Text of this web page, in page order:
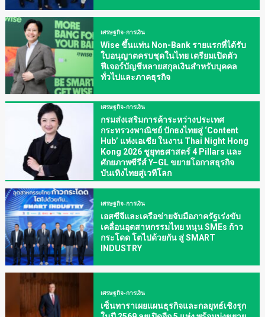
เศรษฐกิจ-การเงิน
Wise ขึ้นแท่น Non-Bank รายแรกที่ได้รับ
ใบอนุญาตครบชุดในไทย เตรียมเปิดตัว
ฟีเจอร์บัญชีหลายสกุลเงินสำหรับบุคคล
ทั่วไปและภาคธุรกิจ
เศรษฐกิจ-การเงิน
กรมส่งเสริมการค้าระหว่างประเทศ
กระทรวงพาณิชย์ ปักธงไทยสู่ ‘Content
Hub’ แห่งเอเชีย ในงาน Thai Night Hong
Kong 2026 ชูยุทธศาสตร์ 4 Pillars และ
ศักยภาพซีรีส์ Y–GL ขยายโอกาสธุรกิจ
บันเทิงไทยสู่เวทีโลก
เศรษฐกิจ-การเงิน
เอสซีจีและเครือข่ายจับมือภาครัฐเร่งขับ
เคลื่อนอุตสาหกรรมไทย หนุน SMEs ก้าว
กระโดด โตไปด้วยกัน สู่ SMART
INDUSTRY
เศรษฐกิจ-การเงิน
เซ็นทาราเผยแผนธุรกิจและกลยุทธ์เชิงรุก